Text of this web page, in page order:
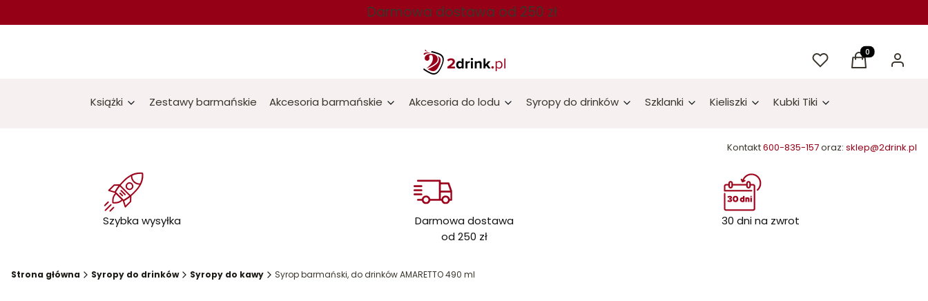
Darmowa dostawa od 250 zł
UlubioneProdukty w
Koszyk Zaloguj
Książki Zestawy barmańskie Akcesoria barmańskie Akcesoria do lodu Syropy do drinków Szklanki Kieliszki Kubki Tiki
Kontakt600-835-157oraz: sklep@2drink.pl
Szybka wysyłka
Darmowa dostawa
od 250 zł
30 dni na zwrot
Strona główna Syropy do drinków Syropy do kawy Syrop barmański, do drinków AMARETTO 490 ml